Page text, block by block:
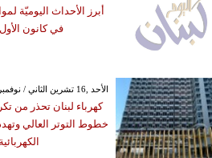
أبرز الأحداث اليوميّة
في كانون الأول 2019
GMT 16:47 2025 الأحد ,16 تشرين الثاني / نوفمبر
كهرباء لبنان تحذر من
خطوط التوتر العالي
الكهربائية